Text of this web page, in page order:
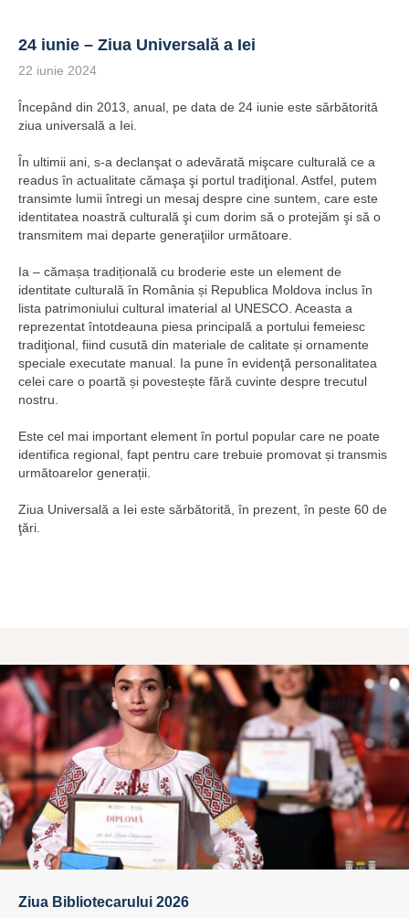
24 iunie – Ziua Universală a Iei
22 iunie 2024
Începând din 2013, anual, pe data de 24 iunie este sărbătorită
ziua universală a Iei.
În ultimii ani, s-a declanşat o adevărată mişcare culturală ce a
readus în actualitate cămaşa şi portul tradiţional. Astfel, putem
transimte lumii întregi un mesaj despre cine suntem, care este
identitatea noastră culturală şi cum dorim să o protejăm şi să o
transmitem mai departe generaţiilor următoare.
Ia – cămașa tradițională cu broderie este un element de
identitate culturală în România și Republica Moldova inclus în
lista patrimoniului cultural imaterial al UNESCO. Aceasta a
reprezentat întotdeauna piesa principală a portului femeiesc
tradiţional, fiind cusută din materiale de calitate și ornamente
speciale executate manual. Ia pune în evidenţă personalitatea
celei care o poartă și povestește fără cuvinte despre trecutul
nostru.
Este cel mai important element în portul popular care ne poate
identifica regional, fapt pentru care trebuie promovat și transmis
următoarelor generații.
Ziua Universală a Iei este sărbătorită, în prezent, în peste 60 de
ţări.
Ziua Bibliotecarului 2026